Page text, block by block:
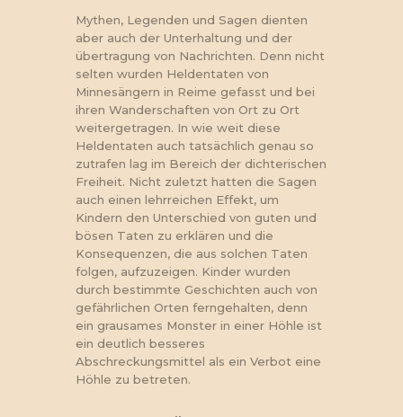
Mythen, Legenden und Sagen dienten
aber auch der Unterhaltung und der
übertragung von Nachrichten. Denn nicht
selten wurden Heldentaten von
Minnesängern in Reime gefasst und bei
ihren Wanderschaften von Ort zu Ort
weitergetragen. In wie weit diese
Heldentaten auch tatsächlich genau so
zutrafen lag im Bereich der dichterischen
Freiheit. Nicht zuletzt hatten die Sagen
auch einen lehrreichen Effekt, um
Kindern den Unterschied von guten und
bösen Taten zu erklären und die
Konsequenzen, die aus solchen Taten
folgen, aufzuzeigen. Kinder wurden
durch bestimmte Geschichten auch von
gefährlichen Orten ferngehalten, denn
ein grausames Monster in einer Höhle ist
ein deutlich besseres
Abschreckungsmittel als ein Verbot eine
Höhle zu betreten.